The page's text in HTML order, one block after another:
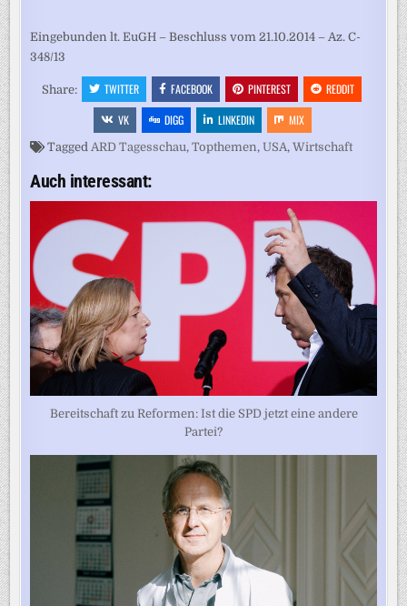
Eingebunden lt. EuGH – Beschluss vom 21.10.2014 – Az. C-
348/13
Share: TWITTER FACEBOOK PINTEREST
REDDIT
VK
DIGG LINKEDIN MIX
Tagged ARD Tagesschau,Topthemen,USA,Wirtschaft
Auch interessant:
Bereitschaft zu Reformen: Ist die SPD jetzt eine andere
Partei?